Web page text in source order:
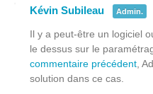
Kévin Subileau Admin.
Il y a peut-être un logiciel
le dessus sur le
commentaire précédent,
solution dans ce cas.